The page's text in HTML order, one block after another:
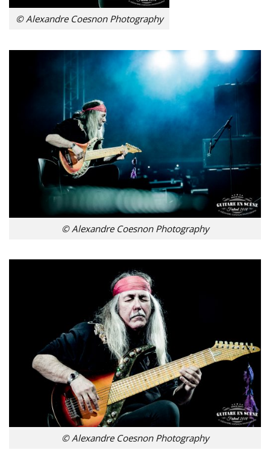
© Alexandre Coesnon Photography
© Alexandre Coesnon Photography
© Alexandre Coesnon Photography